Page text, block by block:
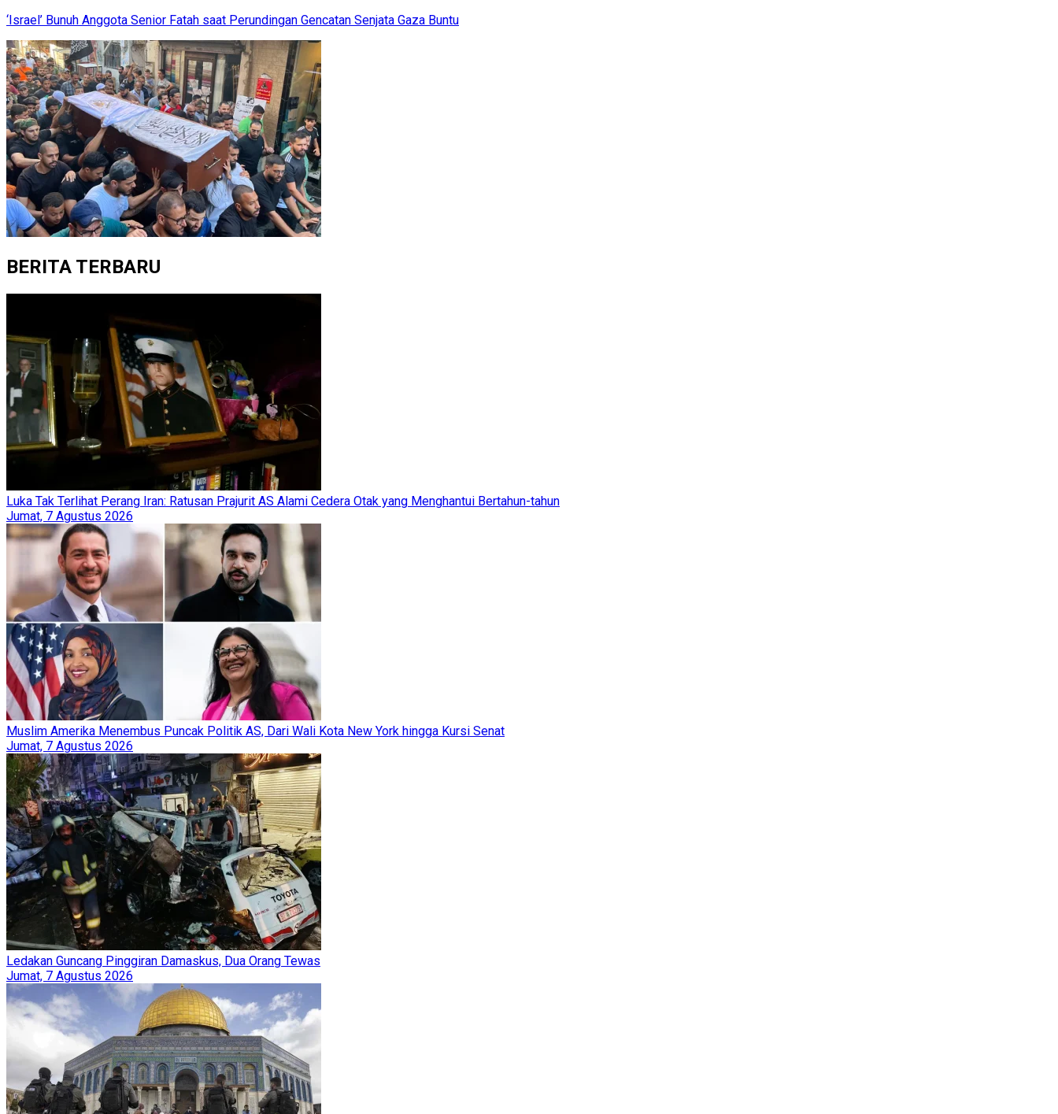
‘Israel’ Bunuh Anggota Senior Fatah saat Perundingan Gencatan Senjata Gaza Buntu
BERITA TERBARU
Luka Tak Terlihat Perang Iran: Ratusan Prajurit AS Alami Cedera Otak yang Menghantui Bertahun-tahun
Jumat, 7 Agustus 2026
Muslim Amerika Menembus Puncak Politik AS, Dari Wali Kota New York hingga Kursi Senat
Jumat, 7 Agustus 2026
Ledakan Guncang Pinggiran Damaskus, Dua Orang Tewas
Jumat, 7 Agustus 2026